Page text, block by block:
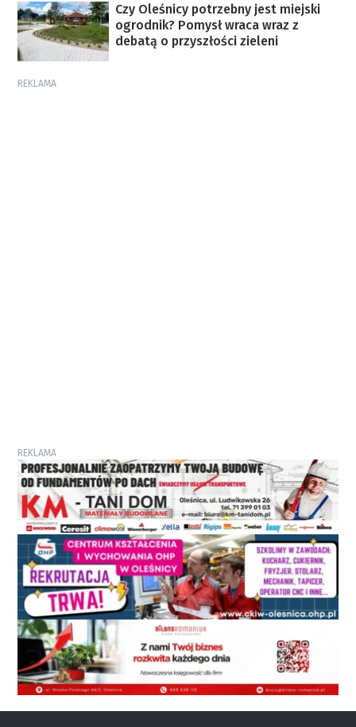
Czy Oleśnicy potrzebny jest miejski
ogrodnik? Pomysł wraca wraz z
debatą o przyszłości zieleni
REKLAMA
REKLAMA